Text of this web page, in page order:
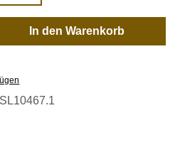
Gib den
In den Warenkorb